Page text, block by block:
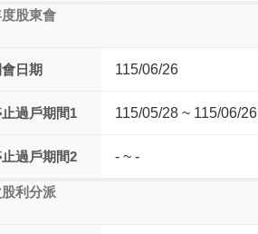
股東會
日期 115/06/26
過戶期間1 115/05/28 ~ 115/06/26
過戶期間2 - ~ -
利分派